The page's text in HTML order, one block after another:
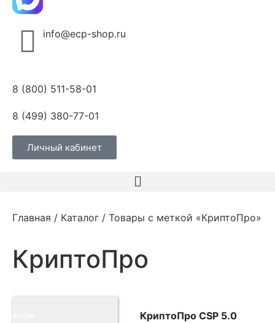
info@ecp-shop.ru
8 (800) 511-58-01
8 (499) 380-77-01
Личный кабинет
Главная / Каталог / Товары с меткой «КриптоПро»
КриптоПро
КриптоПро CSP 5.0